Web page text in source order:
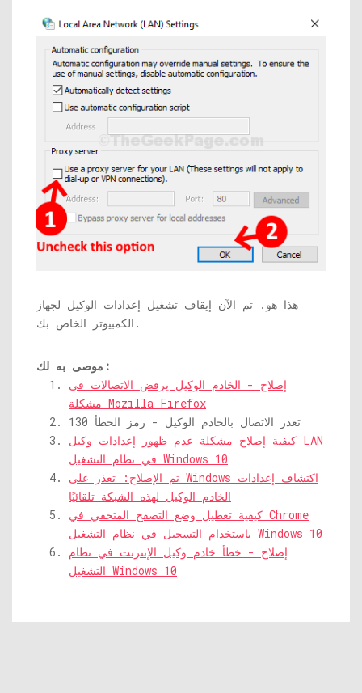
هذا هو. تم الآن إيقاف تشغيل إعدادات الوكيل لجهاز
الكمبيوتر الخاص بك.
موصى به لك:
إصلاح - الخادم الوكيل يرفض الاتصالات في
مشكلة Mozilla Firefox
تعذر الاتصال بالخادم الوكيل - رمز الخطأ 130
كيفية إصلاح مشكلة عدم ظهور إعدادات وكيل LAN
في نظام التشغيل Windows 10
تم الإصلاح: تعذر على Windows اكتشاف إعدادات
الخادم الوكيل لهذه الشبكة تلقائيًا
كيفية تعطيل وضع التصفح المتخفي في Chrome
باستخدام التسجيل في نظام التشغيل Windows 10
إصلاح - خطأ خادم وكيل الإنترنت في نظام
التشغيل Windows 10